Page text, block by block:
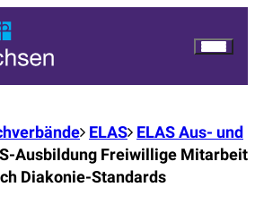
ELAS ELAS Aus- und
Ausbildung Freiwillige Mitarbeit
Diakonie-Standards